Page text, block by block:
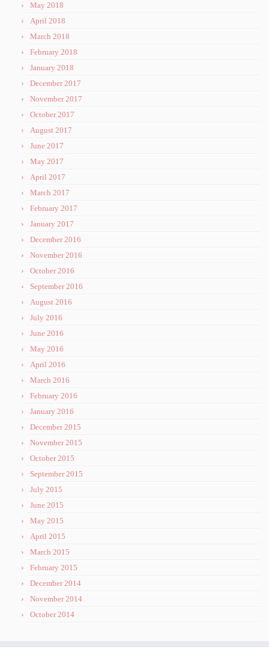
May 2018
April 2018
March 2018
February 2018
January 2018
December 2017
November 2017
October 2017
August 2017
June 2017
May 2017
April 2017
March 2017
February 2017
January 2017
December 2016
November 2016
October 2016
September 2016
August 2016
July 2016
June 2016
May 2016
April 2016
March 2016
February 2016
January 2016
December 2015
November 2015
October 2015
September 2015
July 2015
June 2015
May 2015
April 2015
March 2015
February 2015
December 2014
November 2014
October 2014